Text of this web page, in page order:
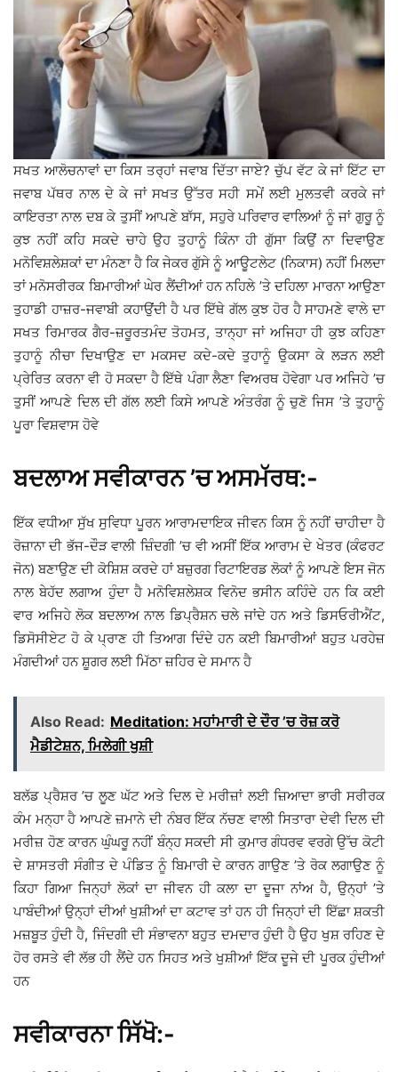
ਸਖਤ ਆਲੋਚਨਾਵਾਂ ਦਾ ਕਿਸ ਤਰ੍ਹਾਂ ਜਵਾਬ ਦਿੱਤਾ ਜਾਏ? ਚੁੱਪ ਵੱਟ ਕੇ ਜਾਂ ਇੱਟ ਦਾ
ਜਵਾਬ ਪੱਥਰ ਨਾਲ ਦੇ ਕੇ ਜਾਂ ਸਖਤ ਉੱਤਰ ਸਹੀ ਸਮੇਂ ਲਈ ਮੁਲਤਵੀ ਕਰਕੇ ਜਾਂ
ਕਾਇਰਤਾ ਨਾਲ ਦਬ ਕੇ ਤੁਸੀਂ ਆਪਣੇ ਬਾੱਸ, ਸਹੁਰੇ ਪਰਿਵਾਰ ਵਾਲਿਆਂ ਨੂੰ ਜਾਂ ਗੁਰੂ ਨੂੰ
ਕੁਝ ਨਹੀਂ ਕਹਿ ਸਕਦੇ ਚਾਹੇ ਉਹ ਤੁਹਾਨੂੰ ਕਿੰਨਾ ਹੀ ਗੁੱਸਾ ਕਿਉਂ ਨਾ ਦਿਵਾਉਣ
ਮਨੋਵਿਸ਼ਲੇਸ਼ਕਾਂ ਦਾ ਮੰਨਣਾ ਹੈ ਕਿ ਜੇਕਰ ਗੁੱਸੇ ਨੂੰ ਆਊਟਲੇਟ (ਨਿਕਾਸ) ਨਹੀਂ ਮਿਲਦਾ
ਤਾਂ ਮਨੋਸਰੀਰਕ ਬਿਮਾਰੀਆਂ ਘੇਰ ਲੈਂਦੀਆਂ ਹਨ ਨਹਿਲੇ ’ਤੇ ਦਹਿਲਾ ਮਾਰਨਾ ਆਉਣਾ
ਤੁਹਾਡੀ ਹਾਜ਼ਰ-ਜਵਾਬੀ ਕਹਾਉਂਦੀ ਹੈ ਪਰ ਇੱਥੇ ਗੱਲ ਕੁਝ ਹੋਰ ਹੈ ਸਾਹਮਣੇ ਵਾਲੇ ਦਾ
ਸਖਤ ਰਿਮਾਰਕ ਗੈਰ-ਜ਼ਰੂਰਤਮੰਦ ਤੋਹਮਤ, ਤਾਨ੍ਹਾ ਜਾਂ ਅਜਿਹਾ ਹੀ ਕੁਝ ਕਹਿਣਾ
ਤੁਹਾਨੂੰ ਨੀਚਾ ਦਿਖਾਉਣ ਦਾ ਮਕਸਦ ਕਦੇ-ਕਦੇ ਤੁਹਾਨੂੰ ਉਕਸਾ ਕੇ ਲੜਨ ਲਈ
ਪ੍ਰੇਰਿਤ ਕਰਨਾ ਵੀ ਹੋ ਸਕਦਾ ਹੈ ਇੱਥੇ ਪੰਗਾ ਲੈਣਾ ਵਿਅਰਥ ਹੋਵੇਗਾ ਪਰ ਅਜਿਹੇ ’ਚ
ਤੁਸੀਂ ਆਪਣੇ ਦਿਲ ਦੀ ਗੱਲ ਲਈ ਕਿਸੇ ਆਪਣੇ ਅੰਤਰੰਗ ਨੂੰ ਚੁਣੋ ਜਿਸ ’ਤੇ ਤੁਹਾਨੂੰ
ਪੂਰਾ ਵਿਸ਼ਵਾਸ ਹੋਵੇ
ਬਦਲਾਅ ਸਵੀਕਾਰਨ ’ਚ ਅਸਮੱਰਥ:-
ਇੱਕ ਵਧੀਆ ਸੁੱਖ ਸੁਵਿਧਾ ਪੂਰਨ ਆਰਾਮਦਾਇਕ ਜੀਵਨ ਕਿਸ ਨੂੰ ਨਹੀਂ ਚਾਹੀਦਾ ਹੈ
ਰੋਜ਼ਾਨਾ ਦੀ ਭੱਜ-ਦੌੜ ਵਾਲੀ ਜ਼ਿੰਦਗੀ ’ਚ ਵੀ ਅਸੀਂ ਇੱਕ ਆਰਾਮ ਦੇ ਖੇਤਰ (ਕੰਫਰਟ
ਜੋਨ) ਬਣਾਉਣ ਦੀ ਕੋਸ਼ਿਸ਼ ਕਰਦੇ ਹਾਂ ਬਜ਼ੁਰਗ ਰਿਟਾਇਰਡ ਲੋਕਾਂ ਨੂੰ ਆਪਣੇ ਇਸ ਜੋਨ
ਨਾਲ ਬੇਹੱਦ ਲਗਾਅ ਹੁੰਦਾ ਹੈ ਮਨੋਵਿਸ਼ਲੇਸ਼ਕ ਵਿਨੋਦ ਭਸੀਨ ਕਹਿੰਦੇ ਹਨ ਕਿ ਕਈ
ਵਾਰ ਅਜਿਹੇ ਲੋਕ ਬਦਲਾਅ ਨਾਲ ਡਿਪ੍ਰੈਸ਼ਨ ਚਲੇ ਜਾਂਦੇ ਹਨ ਅਤੇ ਡਿਸਓਰੀਐਂਟ,
ਡਿਸੋਸੀਏਟ ਹੋ ਕੇ ਪ੍ਰਾਣ ਹੀ ਤਿਆਗ ਦਿੰਦੇ ਹਨ ਕਈ ਬਿਮਾਰੀਆਂ ਬਹੁਤ ਪਰਹੇਜ਼
ਮੰਗਦੀਆਂ ਹਨ ਸ਼ੂਗਰ ਲਈ ਮਿੱਠਾ ਜ਼ਹਿਰ ਦੇ ਸਮਾਨ ਹੈ
Also Read: Meditation: ਮਹਾਂਮਾਰੀ ਦੇ ਦੌਰ ’ਚ ਰੋਜ਼ ਕਰੋ
ਮੈਡੀਟੇਸ਼ਨ, ਮਿਲੇਗੀ ਖੁਸ਼ੀ
ਬਲੱਡ ਪ੍ਰੈਸ਼ਰ ’ਚ ਲੂਣ ਘੱਟ ਅਤੇ ਦਿਲ ਦੇ ਮਰੀਜ਼ਾਂ ਲਈ ਜ਼ਿਆਦਾ ਭਾਰੀ ਸਰੀਰਕ
ਕੰਮ ਮਨ੍ਹਾ ਹੈ ਆਪਣੇ ਜ਼ਮਾਨੇ ਦੀ ਨੰਬਰ ਇੱਕ ਨੱਚਣ ਵਾਲੀ ਸਿਤਾਰਾ ਦੇਵੀ ਦਿਲ ਦੀ
ਮਰੀਜ਼ ਹੋਣ ਕਾਰਨ ਘੁੰਘਰੂ ਨਹੀਂ ਬੰਨ੍ਹ ਸਕਦੀ ਸੀ ਕੁਮਾਰ ਗੰਧਰਵ ਵਰਗੇ ਉੱਚ ਕੋਟੀ
ਦੇ ਸ਼ਾਸਤਰੀ ਸੰਗੀਤ ਦੇ ਪੰਡਿਤ ਨੂੰ ਬਿਮਾਰੀ ਦੇ ਕਾਰਨ ਗਾਉਣ ’ਤੇ ਰੋਕ ਲਗਾਉਣ ਨੂੰ
ਕਿਹਾ ਗਿਆ ਜਿਨ੍ਹਾਂ ਲੋਕਾਂ ਦਾ ਜੀਵਨ ਹੀ ਕਲਾ ਦਾ ਦੂਜਾ ਨਾਂਅ ਹੈ, ਉਨ੍ਹਾਂ ’ਤੇ
ਪਾਬੰਦੀਆਂ ਉਨ੍ਹਾਂ ਦੀਆਂ ਖੁਸ਼ੀਆਂ ਦਾ ਕਟਾਵ ਤਾਂ ਹਨ ਹੀ ਜਿਨ੍ਹਾਂ ਦੀ ਇੱਛਾ ਸ਼ਕਤੀ
ਮਜ਼ਬੂਤ ਹੁੰਦੀ ਹੈ, ਜਿੰਦਗੀ ਦੀ ਸੰਭਾਵਨਾ ਬਹੁਤ ਦਮਦਾਰ ਹੁੰਦੀ ਹੈ ਉਹ ਖੁਸ਼ ਰਹਿਣ ਦੇ
ਹੋਰ ਰਸਤੇ ਵੀ ਲੱਭ ਹੀ ਲੈਂਦੇ ਹਨ ਸਿਹਤ ਅਤੇ ਖੁਸ਼ੀਆਂ ਇੱਕ ਦੂਜੇ ਦੀ ਪੂਰਕ ਹੁੰਦੀਆਂ
ਹਨ
ਸਵੀਕਾਰਨਾ ਸਿੱਖੋ:-